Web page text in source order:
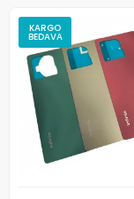
KARGO
BEDAVA